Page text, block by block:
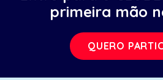
primeira mão
QUERO